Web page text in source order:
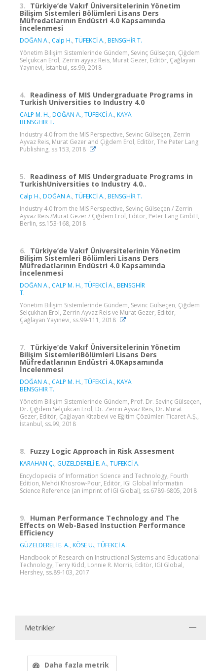
3. Türkiye’de Vakıf Üniversitelerinin Yönetim
Bilişim Sistemleri Bölümleri Lisans Ders
Müfredatlarının Endüstri 4.0 Kapsamında
İncelenmesi
DOĞAN A., Calp H., TÜFEKCİ A., BENSGHİR T.
Yönetim Bilişim Sistemlerinde Gündem, Sevinç Gülseçen, Çiğdem
Selçukcan Erol, Zerrin ayyaz Reis, Murat Gezer, Editör, Çağlayan
Yayınevi, İstanbul, ss.99, 2018
4. Readiness of MIS Undergraduate Programs in
Turkish Universities to Industry 4.0
CALP M. H., DOĞAN A., TÜFEKCİ A., KAYA
BENSGHIR T.
Industry 4.0 from the MIS Perspective, Sevinc Gülseçen, Zerrin
Ayvaz Reis, Murat Gezer and Çiğdem Erol, Editör, The Peter Lang
Publishing, ss.153, 2018
5. Readiness of MIS Undergraduate Programs in
TurkishUniversities to Industry 4.0..
Calp H., DOĞAN A., TÜFEKCİ A., BENSGHİR T.
Industry 4.0 from the MIS Perspective, Sevinç Gülseçen / Zerrin
Ayvaz Reis /Murat Gezer / Çiğdem Erol, Editör, Peter Lang GmbH,
Berlin, ss.153-168, 2018
6. Türkiye’de Vakıf Üniversitelerinin Yönetim
Bilişim Sistemleri Bölümleri Lisans Ders
Müfredatlarının Endüstri 4.0 Kapsamında
İncelenmesi
DOĞAN A., CALP M. H., TÜFEKCİ A., BENSGHİR
T.
Yönetim Bilişim Sistemlerinde Gündem, Sevinc Gülseçen, Çiğdem
Selçukhan Erol, Zerrin Ayvaz Reis ve Murat Gezer, Editör,
Çağlayan Yayınevi, ss.99-111, 2018
7. Türkiye’de Vakıf Üniversitelerinin Yönetim
Bilişim SistemleriBölümleri Lisans Ders
Müfredatlarının Endüstri 4.0Kapsamında
İncelenmesi
DOĞAN A., CALP M. H., TÜFEKCİ A., KAYA
BENSGHIR T.
Yönetim Bilişim Sistemlerinde Gündem, Prof. Dr. Sevinç Gülseçen,
Dr. Çiğdem Selçukcan Erol, Dr. Zerrin Ayvaz Reis, Dr. Murat
Gezer, Editör, Çağlayan Kitabevi ve Eğitim Çözümleri Ticaret A.Ş.,
İstanbul, ss.99, 2018
8. Fuzzy Logic Approach in Risk Assesment
KARAHAN Ç., GÜZELDERELİ E. A., TÜFEKCİ A.
Encyclopedia of Information Science and Technology, Fourth
Edition, Mehdi Khosrow-Pour, Editör, IGI Global Informatiın
Science Reference (an imprint of IGI Global), ss.6789-6805, 2018
9. Human Performance Technology and The
Effects on Web-Based Instuction Performance
Efficiency
GÜZELDERELİ E. A., KÖSE U., TÜFEKCİ A.
Handbook of Research on Instructional Systems and Educational
Technology, Terry Kidd, Lonnie R. Morris, Editör, IGI Global,
Hershey, ss.89-103, 2017
Metrikler
Daha fazla metrik